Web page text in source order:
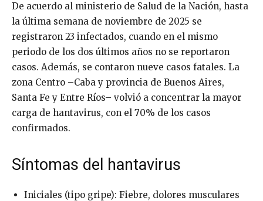
De acuerdo al ministerio de Salud de la Nación, hasta
la última semana de noviembre de 2025 se
registraron 23 infectados, cuando en el mismo
periodo de los dos últimos años no se reportaron
casos. Además, se contaron nueve casos fatales. La
zona Centro –Caba y provincia de Buenos Aires,
Santa Fe y Entre Ríos– volvió a concentrar la mayor
carga de hantavirus, con el 70% de los casos
confirmados.
Síntomas del hantavirus
Iniciales (tipo gripe): Fiebre, dolores musculares